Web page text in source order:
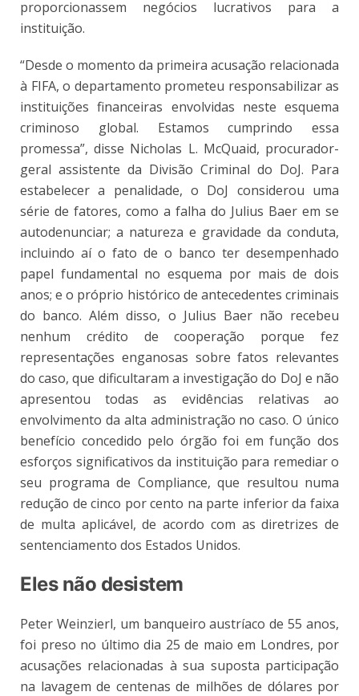
proporcionassem negócios lucrativos para a
instituição.
“Desde o momento da primeira acusação relacionada
à FIFA, o departamento prometeu responsabilizar as
instituições financeiras envolvidas neste esquema
criminoso global. Estamos cumprindo essa
promessa”, disse Nicholas L. McQuaid, procurador-
geral assistente da Divisão Criminal do DoJ. Para
estabelecer a penalidade, o DoJ considerou uma
série de fatores, como a falha do Julius Baer em se
autodenunciar; a natureza e gravidade da conduta,
incluindo aí o fato de o banco ter desempenhado
papel fundamental no esquema por mais de dois
anos; e o próprio histórico de antecedentes criminais
do banco. Além disso, o Julius Baer não recebeu
nenhum crédito de cooperação porque fez
representações enganosas sobre fatos relevantes
do caso, que dificultaram a investigação do DoJ e não
apresentou todas as evidências relativas ao
envolvimento da alta administração no caso. O único
benefício concedido pelo órgão foi em função dos
esforços significativos da instituição para remediar o
seu programa de Compliance, que resultou numa
redução de cinco por cento na parte inferior da faixa
de multa aplicável, de acordo com as diretrizes de
sentenciamento dos Estados Unidos.
Eles não desistem
Peter Weinzierl, um banqueiro austríaco de 55 anos,
foi preso no último dia 25 de maio em Londres, por
acusações relacionadas à sua suposta participação
na lavagem de centenas de milhões de dólares por